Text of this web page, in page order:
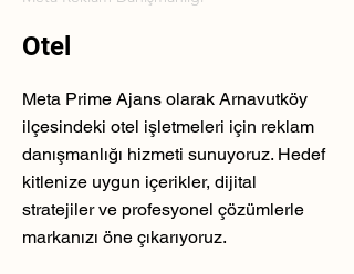
Otel
Meta Prime Ajans olarak Arnavutköy
ilçesindeki otel işletmeleri için reklam
danışmanlığı hizmeti sunuyoruz. Hedef
kitlenize uygun içerikler, dijital
stratejiler ve profesyonel çözümlerle
markanızı öne çıkarıyoruz.